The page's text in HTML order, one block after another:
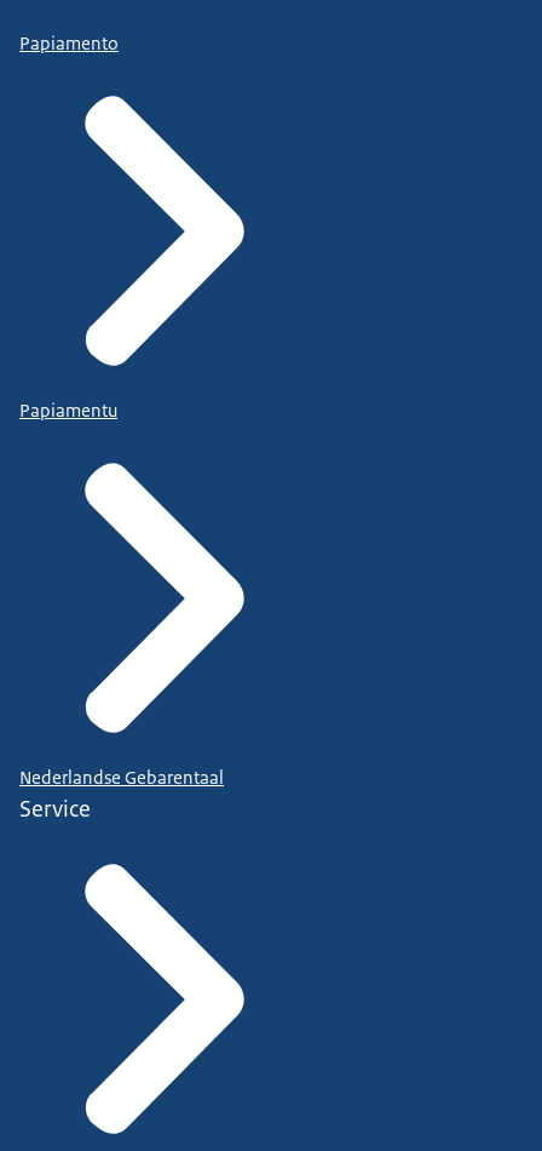
Papiamento
Papiamentu
Nederlandse Gebarentaal
Service